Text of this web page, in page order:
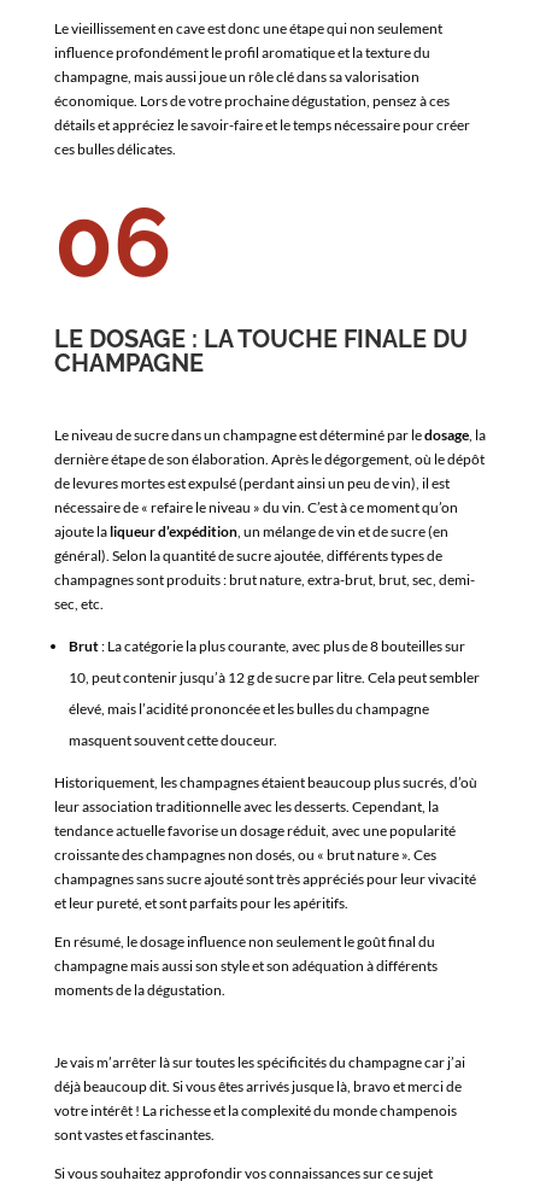
Le vieillissement en cave est donc une étape qui non seulement
influence profondément le profil aromatique et la texture du
champagne, mais aussi joue un rôle clé dans sa valorisation
économique. Lors de votre prochaine dégustation, pensez à ces
détails et appréciez le savoir-faire et le temps nécessaire pour créer
ces bulles délicates.
06
LE DOSAGE : LA TOUCHE FINALE DU
CHAMPAGNE
Le niveau de sucre dans un champagne est déterminé par ledosage, la
dernière étape de son élaboration. Après le dégorgement, où le dépôt
de levures mortes est expulsé (perdant ainsi un peu de vin), il est
nécessaire de « refaire le niveau » du vin. C’est à ce moment qu’on
ajoute laliqueur d’expédition, un mélange de vin et de sucre (en
général). Selon la quantité de sucre ajoutée, différents types de
champagnes sont produits : brut nature, extra-brut, brut, sec, demi-
sec, etc.
Brut: La catégorie la plus courante, avec plus de 8 bouteilles sur
10, peut contenir jusqu’à 12 g de sucre par litre. Cela peut sembler
élevé, mais l’acidité prononcée et les bulles du champagne
masquent souvent cette douceur.
Historiquement, les champagnes étaient beaucoup plus sucrés, d’où
leur association traditionnelle avec les desserts. Cependant, la
tendance actuelle favorise un dosage réduit, avec une popularité
croissante des champagnes non dosés, ou « brut nature ». Ces
champagnes sans sucre ajouté sont très appréciés pour leur vivacité
et leur pureté, et sont parfaits pour les apéritifs.
En résumé, le dosage influence non seulement le goût final du
champagne mais aussi son style et son adéquation à différents
moments de la dégustation.
Je vais m’arrêter là sur toutes les spécificités du champagne car j’ai
déjà beaucoup dit. Si vous êtes arrivés jusque là, bravo et merci de
votre intérêt ! La richesse et la complexité du monde champenois
sont vastes et fascinantes.
Si vous souhaitez approfondir vos connaissances sur ce sujet